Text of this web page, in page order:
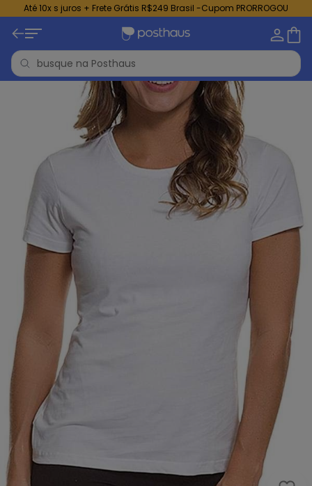
Até 10x s juros + Frete Grátis R$249 Brasil -Cupom PRORROGOU